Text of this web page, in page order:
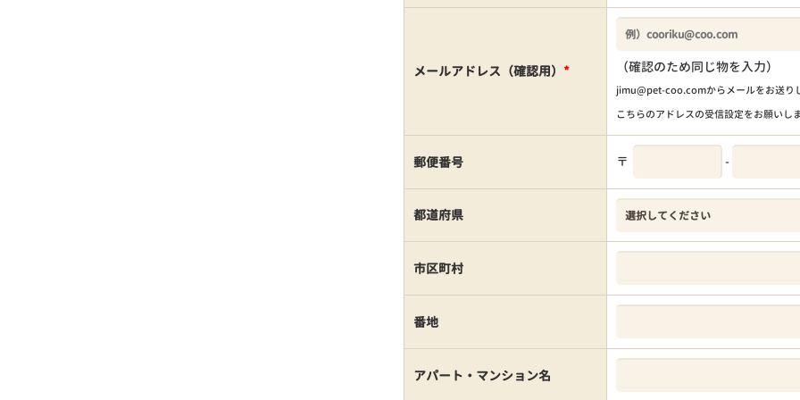
メールアドレス（確認用） * （確認のため同じ物を入力）
jimu@pet-coo.comからメールをお送り
こちらのアドレスの受信設定をお願いし
郵便番号 〒 -
都道府県
市区町村
番地
アパート・マンション名